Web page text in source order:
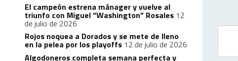
El campeón estrena mánager y vuelve al
triunfo con Miguel “Washington” Rosales 12
de julio de 2026
Rojos noquea a Dorados y se mete de lleno
en la pelea por los playoffs 12 de julio de 2026
Algodoneros completa semana perfecta y